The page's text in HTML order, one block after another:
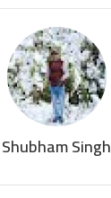
Shubham Singh